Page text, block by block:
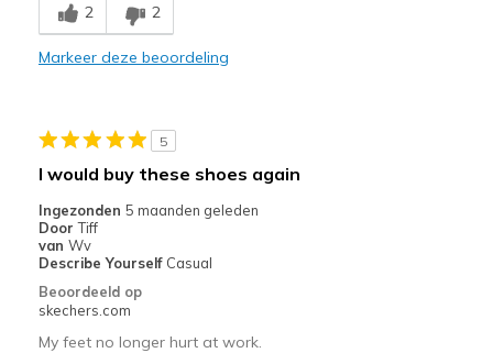
2 2
Markeer deze beoordeling
5
I would buy these shoes again
Ingezonden 5 maanden geleden
Door Tiff
van Wv
Describe Yourself Casual
Beoordeeld op
skechers.com
My feet no longer hurt at work.